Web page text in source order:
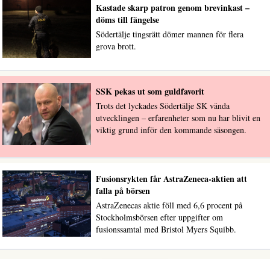
Kastade skarp patron genom brevinkast –
döms till fängelse
Södertälje tingsrätt dömer mannen för flera
grova brott.
SSK pekas ut som guldfavorit
Trots det lyckades Södertälje SK vända
utvecklingen – erfarenheter som nu har blivit en
viktig grund inför den kommande säsongen.
Fusionsrykten får AstraZeneca-aktien att
falla på börsen
AstraZenecas aktie föll med 6,6 procent på
Stockholmsbörsen efter uppgifter om
fusionssamtal med Bristol Myers Squibb.